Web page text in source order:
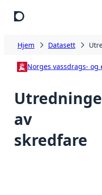
Hjem Datasett
Norges vassdrags-
av
skredfare